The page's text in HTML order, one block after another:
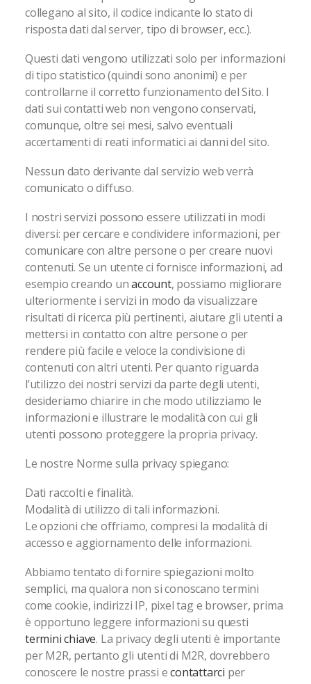
collegano al sito, il codice indicante lo stato di
risposta dati dal server, tipo di browser, ecc.).
Questi dati vengono utilizzati solo per informazioni
di tipo statistico (quindi sono anonimi) e per
controllarne il corretto funzionamento del Sito. I
dati sui contatti web non vengono conservati,
comunque, oltre sei mesi, salvo eventuali
accertamenti di reati informatici ai danni del sito.
Nessun dato derivante dal servizio web verrà
comunicato o diffuso.
I nostri servizi possono essere utilizzati in modi
diversi: per cercare e condividere informazioni, per
comunicare con altre persone o per creare nuovi
contenuti. Se un utente ci fornisce informazioni, ad
esempio creando unaccount, possiamo migliorare
ulteriormente i servizi in modo da visualizzare
risultati di ricerca più pertinenti, aiutare gli utenti a
mettersi in contatto con altre persone o per
rendere più facile e veloce la condivisione di
contenuti con altri utenti. Per quanto riguarda
l’utilizzo dei nostri servizi da parte degli utenti,
desideriamo chiarire in che modo utilizziamo le
informazioni e illustrare le modalità con cui gli
utenti possono proteggere la propria privacy.
Le nostre Norme sulla privacy spiegano:
Dati raccolti e finalità.
Modalità di utilizzo di tali informazioni.
Le opzioni che offriamo, compresi la modalità di
accesso e aggiornamento delle informazioni.
Abbiamo tentato di fornire spiegazioni molto
semplici, ma qualora non si conoscano termini
come cookie, indirizzi IP, pixel tag e browser, prima
è opportuno leggere informazioni su questi
termini chiave. La privacy degli utenti è importante
per M2R, pertanto gli utenti di M2R, dovrebbero
conoscere le nostre prassi econtattarci per